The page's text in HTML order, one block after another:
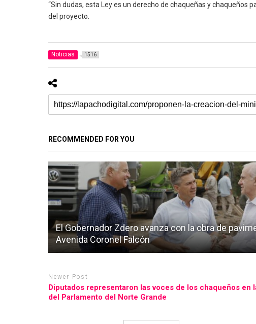
“Sin dudas, esta Ley es un derecho de chaqueñas y chaqueños
del proyecto.
Noticias 1516
RECOMMENDED FOR YOU
El Gobernador Zdero avanza con la obra de
Avenida Coronel Falcón
Newer Post
Diputados representaron las voces de los chaqueños en
del Parlamento del Norte Grande